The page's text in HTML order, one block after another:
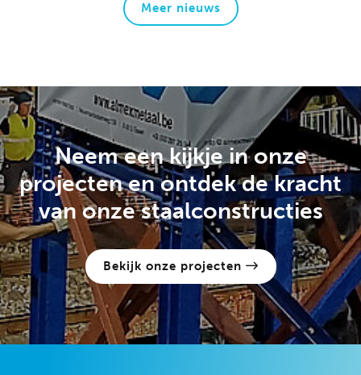
Meer nieuws
Neem een kijkje in onze
projecten enontdek de kracht
van onze staalconstructies
Bekijk onze projecten